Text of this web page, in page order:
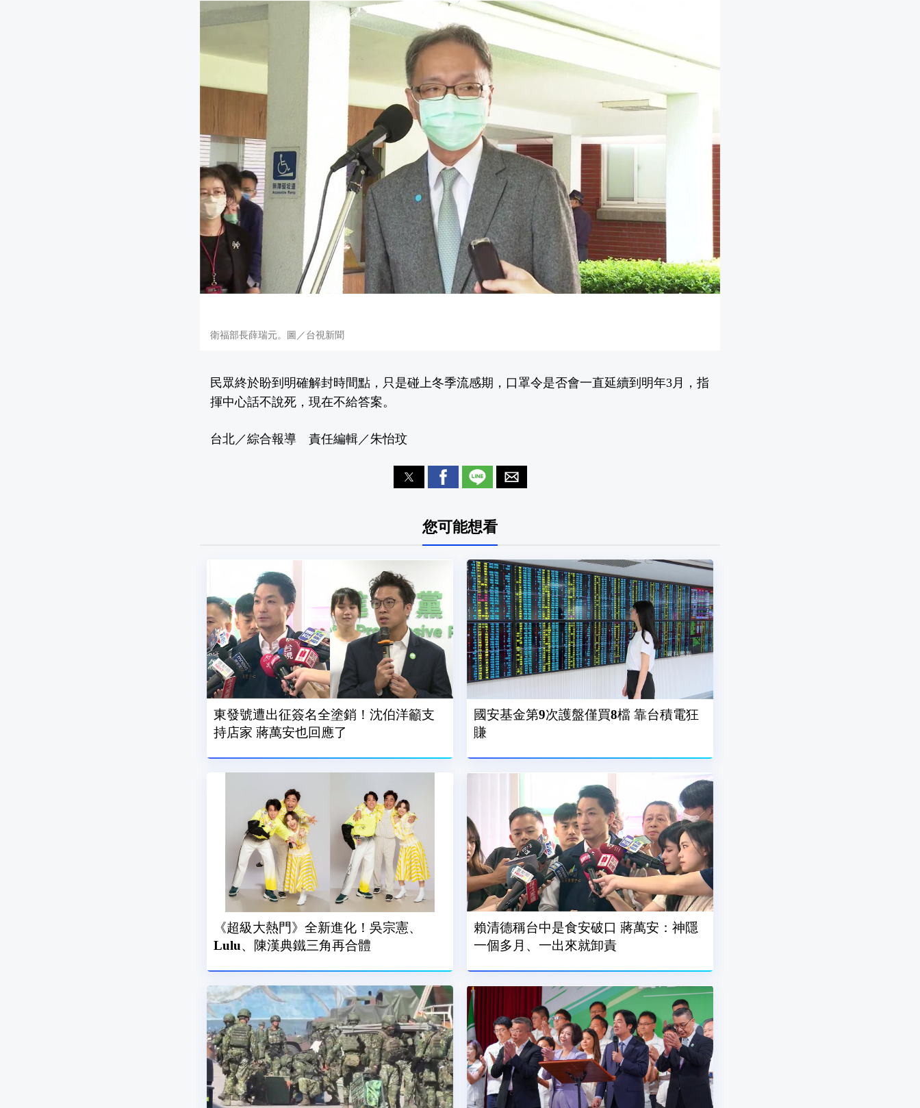
衛福部長薛瑞元。圖／台視新聞
民眾終於盼到明確解封時間點，只是碰上冬季流感期，口罩令是否會一直延續到明年3月，指
揮中心話不說死，現在不給答案。
台北／綜合報導 責任編輯／朱怡玟
您可能想看
東發號遭出征簽名全塗銷！沈伯洋籲支
持店家 蔣萬安也回應了
國安基金第9次護盤僅買8檔 靠台積電狂
賺
《超級大熱門》全新進化！吳宗憲、
Lulu、陳漢典鐵三角再合體
賴清德稱台中是食安破口 蔣萬安：神隱
一個多月、一出來就卸責